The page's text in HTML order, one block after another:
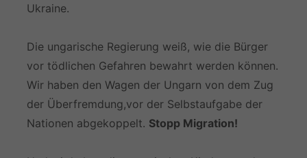
Ukraine.
Die ungarische Regierung weiß, wie die Bürger
vor tödlichen Gefahren bewahrt werden können.
Wir haben den Wagen der Ungarn von dem Zug
der Überfremdung,vor der Selbstaufgabe der
Nationen abgekoppelt. Stopp Migration!